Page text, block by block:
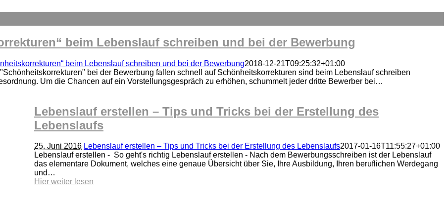
beim Lebenslauf schreiben und bei der Bewerbung
beim Lebenslauf schreiben und bei der Bewerbung2018-12-21T09:25:32+01:00
bei der Bewerbung fallen schnell auf Schönheitskorrekturen sind beim Lebenslauf schreiben
Um die Chancen auf ein Vorstellungsgespräch zu erhöhen, schummelt jeder dritte Bewerber bei…
Lebenslauf erstellen – Tips und Tricks bei der Erstellung des
Lebenslaufs
25. Juni 2016 Lebenslauf erstellen – Tips und Tricks bei der Erstellung des Lebenslaufs2017-01-16T11:55:27+01:00
Lebenslauf erstellen - So geht's richtig Lebenslauf erstellen - Nach dem Bewerbungsschreiben ist der Lebenslauf
das elementare Dokument, welches eine genaue Übersicht über Sie, Ihre Ausbildung, Ihren beruflichen Werdegang
und…
Hier weiter lesen